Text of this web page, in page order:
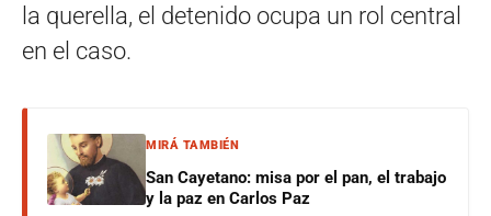
la querella, el detenido ocupa un rol central
en el caso.
MIRÁ TAMBIÉN
San Cayetano: misa por el pan, el trabajo
y la paz en Carlos Paz